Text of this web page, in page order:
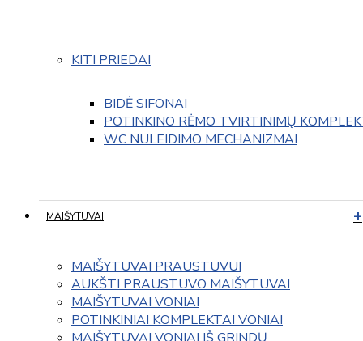
KITI PRIEDAI
BIDĖ SIFONAI
POTINKINO RĖMO TVIRTINIMŲ
WC NULEIDIMO MECHANIZMAI
MAIŠYTUVAI
MAIŠYTUVAI PRAUSTUVUI
AUKŠTI PRAUSTUVO MAIŠYTUVAI
MAIŠYTUVAI VONIAI
POTINKINIAI KOMPLEKTAI VONIAI